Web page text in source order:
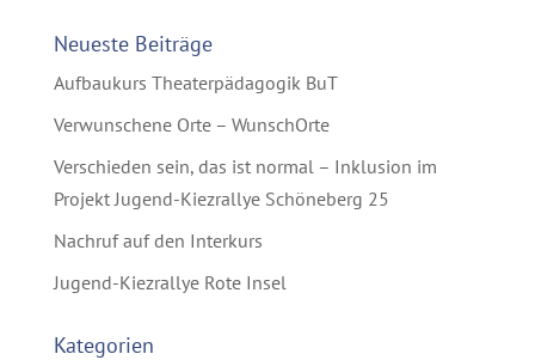
Neueste Beiträge
Aufbaukurs Theaterpädagogik BuT
Verwunschene Orte – WunschOrte
Verschieden sein, das ist normal – Inklusion im
Projekt Jugend-Kiezrallye Schöneberg 25
Nachruf auf den Interkurs
Jugend-Kiezrallye Rote Insel
Kategorien